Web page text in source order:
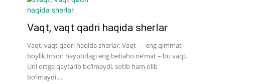
Vaqt, vaqt qadri haqida sherlar
Vaqt, vaqt qadri haqida sherlar. Vaqt — eng qimmat
boylik.Inson hayotidagi eng bebaho ne’mat – bu vaqt.
Uni ortga qaytarib bo‘lmaydi, sotib ham olib
bo‘lmaydi....